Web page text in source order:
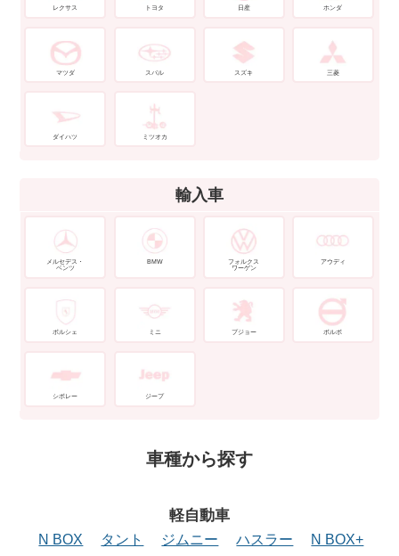
レクサス トヨタ 日産 ホンダ
マツダ スバル スズキ 三菱
ダイハツ ミツオカ
輸入車
メルセデス・
ベンツ
BMW
フォルクス
ワーゲン
アウディ
ポルシェ ミニ プジョー ボルボ
シボレー ジープ
車種から探す
軽自動車
N BOX タント ジムニー ハスラー N BOX+